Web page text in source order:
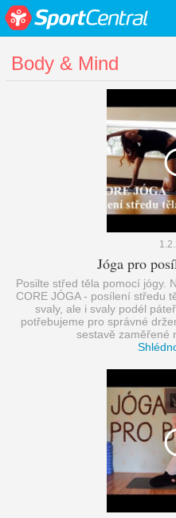
Body & Mind
Jóga pro
Posilte střed těla pomocí jógy.
CORE JÓGA - posílení středu
svaly, ale i svaly podél
potřebujeme pro správné
sestavě zaměřené